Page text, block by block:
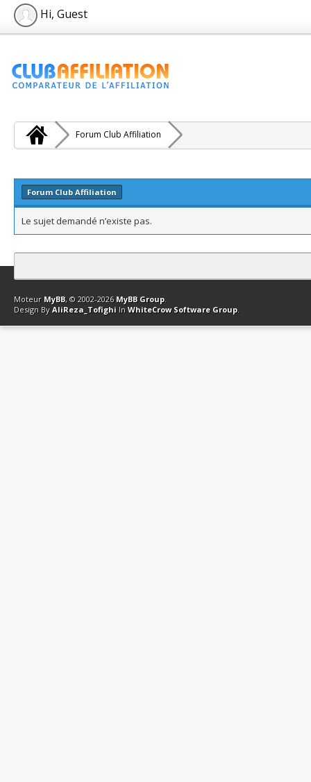
Hi, Guest
Forum Club Affiliation
Forum Club Affiliation
Le sujet demandé n’existe pas.
Contact Club Affiliation Retourner en haut Version bas-débit
Moteur MyBB, © 2002-2026 MyBB Group.
Design By AliReza_Tofighi In WhiteCrow Software Group.